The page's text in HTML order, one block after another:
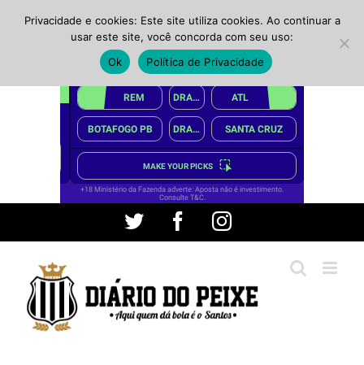
conteúdo
Twitter FacebookInstagram
Privacidade e cookies: Este site utiliza cookies. Ao continuar a
usar este site, você concorda com seu uso:
Ok
Política de Privacidade